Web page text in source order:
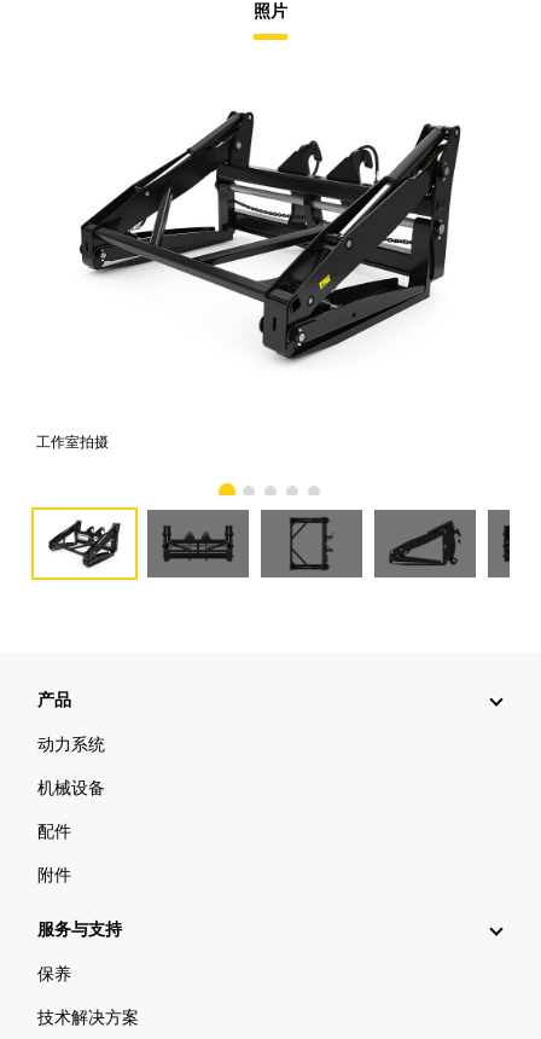
照片
工作室拍摄
产品
动力系统
机械设备
配件
附件
服务与支持
保养
技术解决方案